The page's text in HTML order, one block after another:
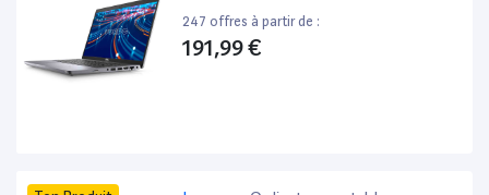
247 offres à partir de :
191,99 €